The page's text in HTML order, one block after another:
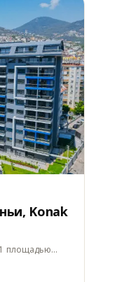
Konak
площадью…